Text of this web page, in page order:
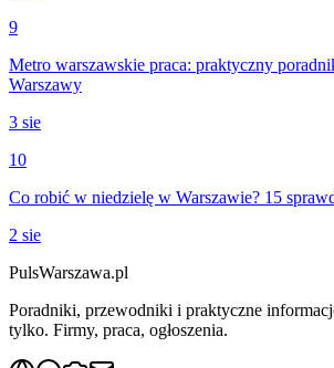
9
Metro warszawskie praca: praktyczny
Warszawy
3 sie
10
Co robić w niedzielę w Warszawie? 15
2 sie
PulsWarszawa.pl
Poradniki, przewodniki i praktyczne
tylko. Firmy, praca, ogłoszenia.